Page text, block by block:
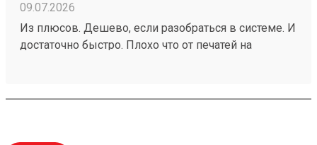
09.07.2026
Из плюсов. Дешево, если разобраться в системе. И
достаточно быстро. Плохо что от печатей на